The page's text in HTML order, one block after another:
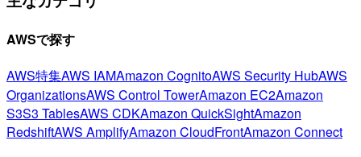
AWSで探す
AWS特集AWS IAMAmazon CognitoAWS Security HubAWS
OrganizationsAWS Control TowerAmazon EC2Amazon
S3S3 TablesAWS CDKAmazon QuickSightAmazon
RedshiftAWS AmplifyAmazon CloudFrontAmazon Connect